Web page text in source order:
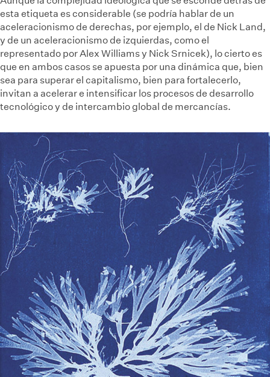
esta etiqueta es considerable (se podría hablar de un
aceleracionismo de derechas, por ejemplo, el de Nick Land,
y de un aceleracionismo de izquierdas, como el
representado por Alex Williams y Nick Srnicek), lo cierto es
que en ambos casos se apuesta por una dinámica que, bien
sea para superar el capitalismo, bien para fortalecerlo,
invitan a acelerar e intensificar los procesos de desarrollo
tecnológico y de intercambio global de mercancías.